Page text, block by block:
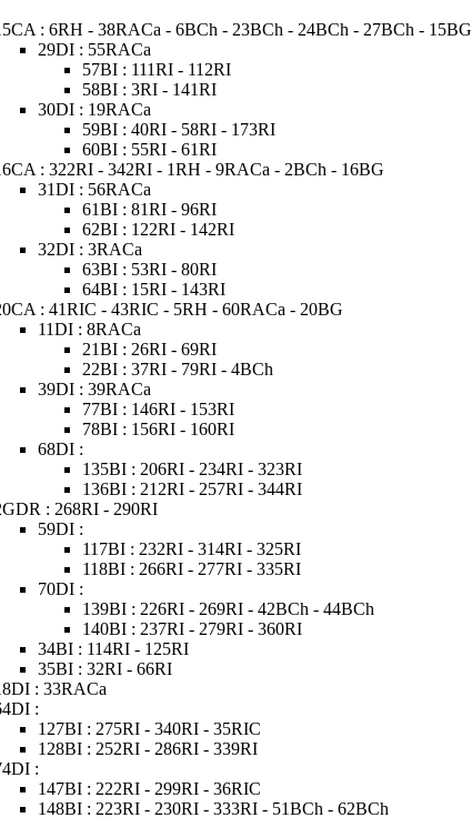
: 6RH - 38RACa - 6BCh - 23BCh - 24BCh - 27BCh - 15BG
29DI : 55RACa
57BI : 111RI - 112RI
58BI : 3RI - 141RI
30DI : 19RACa
59BI : 40RI - 58RI - 173RI
60BI : 55RI - 61RI
: 322RI - 342RI - 1RH - 9RACa - 2BCh - 16BG
31DI : 56RACa
61BI : 81RI - 96RI
62BI : 122RI - 142RI
32DI : 3RACa
63BI : 53RI - 80RI
64BI : 15RI - 143RI
: 41RIC - 43RIC - 5RH - 60RACa - 20BG
11DI : 8RACa
21BI : 26RI - 69RI
22BI : 37RI - 79RI - 4BCh
39DI : 39RACa
77BI : 146RI - 153RI
78BI : 156RI - 160RI
68DI :
135BI : 206RI - 234RI - 323RI
136BI : 212RI - 257RI - 344RI
: 268RI - 290RI
59DI :
117BI : 232RI - 314RI - 325RI
118BI : 266RI - 277RI - 335RI
70DI :
139BI : 226RI - 269RI - 42BCh - 44BCh
140BI : 237RI - 279RI - 360RI
34BI : 114RI - 125RI
35BI : 32RI - 66RI
: 33RACa
:
127BI : 275RI - 340RI - 35RIC
128BI : 252RI - 286RI - 339RI
:
147BI : 222RI - 299RI - 36RIC
148BI : 223RI - 230RI - 333RI - 51BCh - 62BCh